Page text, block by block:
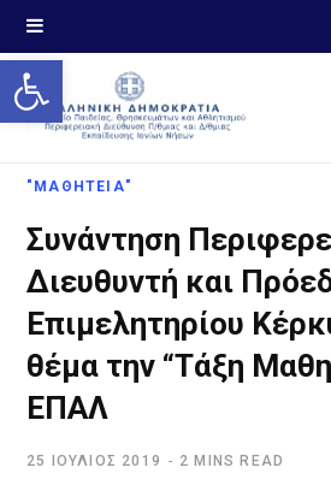
Open toolbar
"ΜΑΘΗΤΕΙΑ"
Συνάντηση
Διευθυντή και
Επιμελητηρίου
θέμα την “Τάξη
ΕΠΑΛ
25 ΙΟΎΛΙΟΣ 2019 2 MINS READ